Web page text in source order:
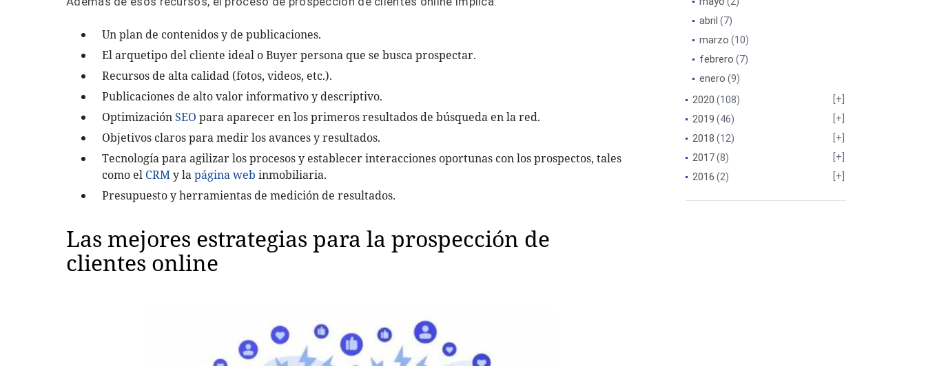
Un plan de contenidos y de publicaciones.
El arquetipo del cliente ideal o Buyer persona que se busca prospectar.
Recursos de alta calidad (fotos, videos, etc.).
Publicaciones de alto valor informativo y descriptivo.
OptimizaciónSEO para aparecer en los primeros resultados de búsqueda en la red.
Objetivos claros para medir los avances y resultados.
Tecnología para agilizar los procesos y establecer interacciones oportunas con los prospectos, tales
como el CRMy lapágina web inmobiliaria.
Presupuesto y herramientas de medición de resultados.
Las mejores estrategias para la prospección de
clientes online
abril (7)
marzo (10)
febrero (7)
enero (9)
2020 (108)
2019 (46)
2018 (12)
2017(8)
2016 (2)